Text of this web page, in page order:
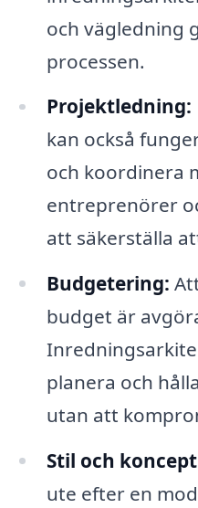
och vägledning
processen.
Projektledning:
kan också
och koordinera
entreprenörer
att säkerställa
Budgetering:
budget är
planera och
utan att
Stil och
ute efter en